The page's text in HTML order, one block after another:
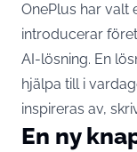
OnePlus har valt
introducerar
AI-lösning. En
hjälpa till i
inspireras av,
En ny